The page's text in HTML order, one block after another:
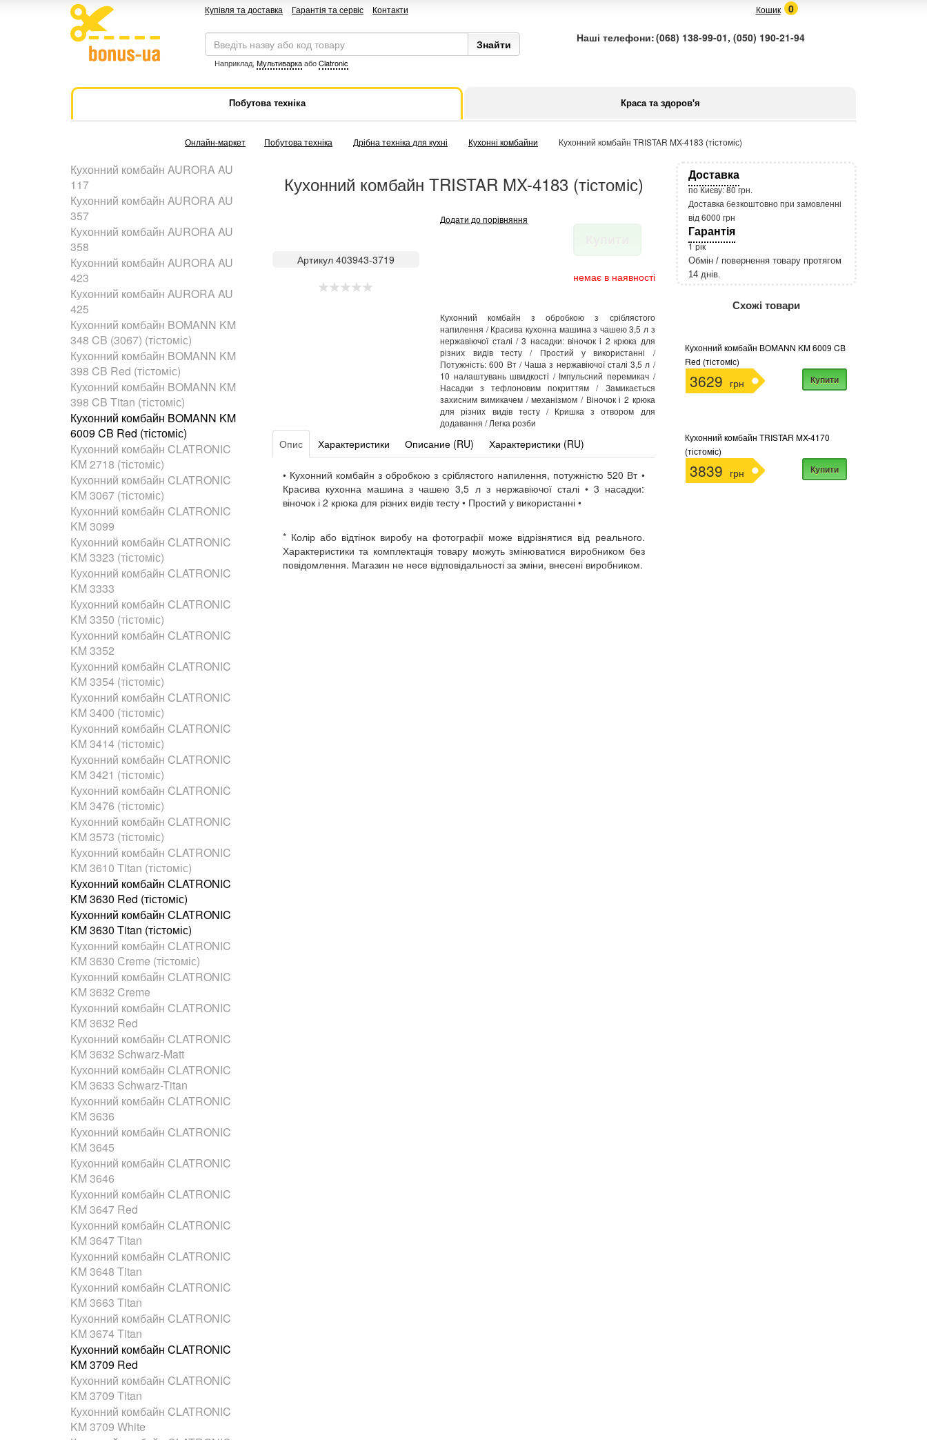
Купівля та доставка Гарантія та сервіс Контакти Кошик 0
Наприклад, МультиваркаабоClatronic
Наші телефони:(068) 138-99-01, (050) 190-21-94
Побутова техніка Краса та здоров'я
Онлайн-маркет Побутова техніка Дрібна техніка для кухні Кухонні комбайни Кухонний комбайн TRISTAR MX-4183 (тістоміс)
Кухонний комбайн AURORA AU
117
Кухонний комбайн AURORA AU
357
Кухонний комбайн AURORA AU
358
Кухонний комбайн AURORA AU
423
Кухонний комбайн AURORA AU
425
Кухонний комбайн BOMANN KM
348 CB (3067) (тістоміс)
Кухонний комбайн BOMANN KM
398 CB Red (тістоміс)
Кухонний комбайн BOMANN KM
398 CB Titan (тістоміс)
Кухонний комбайн BOMANN KM
6009 CB Red (тістоміс)
Кухонний комбайн CLATRONIC
KM 2718 (тістоміс)
Кухонний комбайн CLATRONIC
KM 3067 (тістоміс)
Кухонний комбайн CLATRONIC
KM 3099
Кухонний комбайн CLATRONIC
KM 3323 (тістоміс)
Кухонний комбайн CLATRONIC
KM 3333
Кухонний комбайн CLATRONIC
KM 3350 (тістоміс)
Кухонний комбайн CLATRONIC
KM 3352
Кухонний комбайн CLATRONIC
KM 3354 (тістоміс)
Кухонний комбайн CLATRONIC
KM 3400 (тістоміс)
Кухонний комбайн CLATRONIC
KM 3414 (тістоміс)
Кухонний комбайн CLATRONIC
KM 3421 (тістоміс)
Кухонний комбайн CLATRONIC
KM 3476 (тістоміс)
Кухонний комбайн CLATRONIC
KM 3573 (тістоміс)
Кухонний комбайн CLATRONIC
KM 3610 Titan (тістоміс)
Кухонний комбайн CLATRONIC
KM 3630 Red (тістоміс)
Кухонний комбайн CLATRONIC
KM 3630 Titan (тістоміс)
Кухонний комбайн CLATRONIC
KM 3630 Сreme (тістоміс)
Кухонний комбайн CLATRONIC
KM 3632 Creme
Кухонний комбайн CLATRONIC
KM 3632 Red
Кухонний комбайн CLATRONIC
KM 3632 Schwarz-Matt
Кухонний комбайн CLATRONIC
KM 3633 Schwarz-Titan
Кухонний комбайн CLATRONIC
KM 3636
Кухонний комбайн CLATRONIC
KM 3645
Кухонний комбайн CLATRONIC
KM 3646
Кухонний комбайн CLATRONIC
KM 3647 Red
Кухонний комбайн CLATRONIC
KM 3647 Titan
Кухонний комбайн CLATRONIC
KM 3648 Titan
Кухонний комбайн CLATRONIC
KM 3663 Titan
Кухонний комбайн CLATRONIC
KM 3674 Titan
Кухонний комбайн CLATRONIC
KM 3709 Red
Кухонний комбайн CLATRONIC
KM 3709 Titan
Кухонний комбайн CLATRONIC
KM 3709 White
Кухонний комбайн TRISTAR MX-4183 (тістоміс)
Артикул 403943-3719
Додати до порівняння
немає в наявності
Кухонний комбайн з обробкою з сріблястого
напилення / Красива кухонна машина з чашею 3,5 л з
нержавіючої сталі / 3 насадки: віночок і 2 крюка для
різних видів тесту / Простий у використанні /
Потужність: 600 Вт / Чаша з нержавіючої сталі 3,5 л /
10 налаштувань швидкості / Імпульсний перемикач /
Насадки з тефлоновим покриттям / Замикається
захисним вимикачем / механізмом / Віночок і 2 крюка
для різних видів тесту / Кришка з отвором для
додавання / Легка розби
Опис Характеристики Описание (RU) Характеристики (RU)
• Кухонний комбайн з обробкою з сріблястого напилення, потужністю 520 Вт •
Красива кухонна машина з чашею 3,5 л з нержавіючої сталі • 3 насадки:
віночок і 2 крюка для різних видів тесту • Простий у використанні •
* Колір або відтінок виробу на фотографії може відрізнятися від реального.
Характеристики та комплектація товару можуть змінюватися виробником без
повідомлення. Магазин не несе відповідальності за зміни, внесені виробником.
Доставка
по Києву: 80 грн.
Доставка безкоштовно при замовленні
від 6000 грн
Гарантія
1 рік
Обмін / повернення товару протягом
14 днів.
Схожі товари
Кухонний комбайн BOMANN KM 6009 CB
Red (тістоміс)
3629 грн Купити
Кухонний комбайн TRISTAR MX-4170
(тістоміс)
3839 грн Купити